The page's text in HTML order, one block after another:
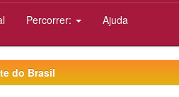
Percorrer: Ajuda
do Brasil